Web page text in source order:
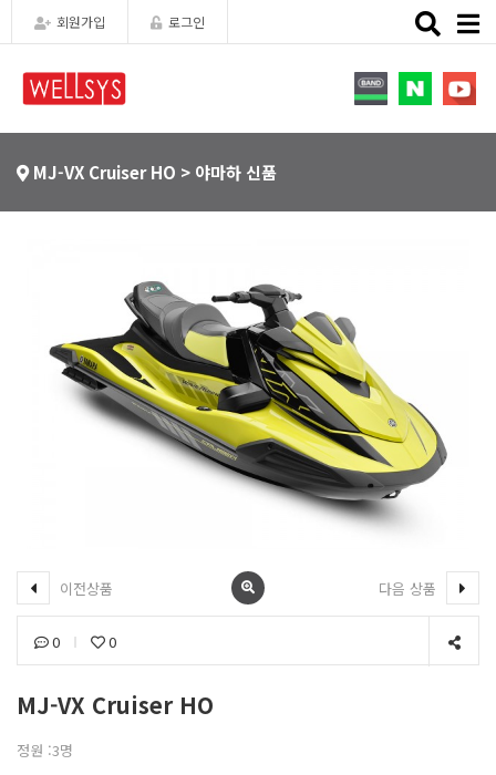
회원가입 로그인
Toggle
MJ-VX Cruiser HO > 야마하 신품
이전상품 다음 상품
0 0
MJ-VX Cruiser HO
정원 :3명